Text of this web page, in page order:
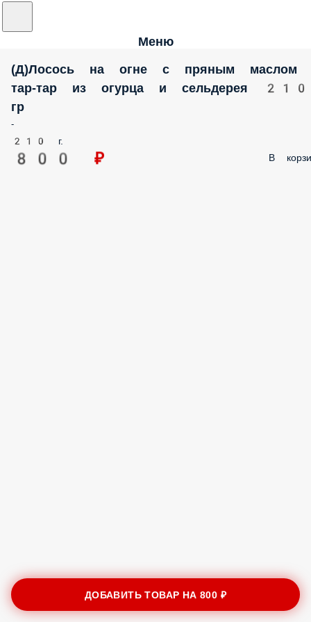
Меню
(Д)Лосось на огне с пряным маслом
тар-тар из огурца и сельдерея 210
гр
-
210 г.
800 ₽ В
ДОБАВИТЬ ТОВАР НА800 ₽